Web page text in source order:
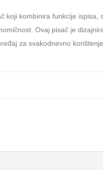
koji kombinira funkcije ispisa,
Ovaj pisač je
za svakodnevno korištenje.